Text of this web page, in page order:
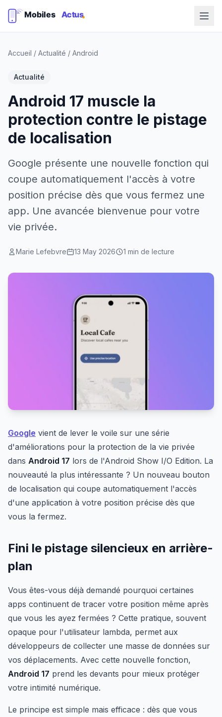
Accueil / Actualité / Android
Actualité
Android 17 muscle la
protection contre le pistage
de localisation
Google présente une nouvelle fonction qui
coupe automatiquement l'accès à votre
position précise dès que vous fermez une
app. Une avancée bienvenue pour votre
vie privée.
Marie Lefebvre 13 May 2026 1 min de lecture
Google vient de lever le voile sur une série
d'améliorations pour la protection de la vie privée
dans Android 17 lors de l'Android Show I/O Edition. La
nouveauté la plus intéressante ? Un nouveau bouton
de localisation qui coupe automatiquement l'accès
d'une application à votre position précise dès que
vous la fermez.
Fini le pistage silencieux en arrière-
plan
Vous êtes-vous déjà demandé pourquoi certaines
apps continuent de tracer votre position même après
que vous les ayez fermées ? Cette pratique, souvent
opaque pour l'utilisateur lambda, permet aux
développeurs de collecter une masse de données sur
vos déplacements. Avec cette nouvelle fonction,
Android 17 prend les devants pour mieux protéger
votre intimité numérique.
Le principe est simple mais efficace : dès que vous